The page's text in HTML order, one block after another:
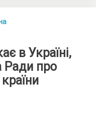
в Україні,
Ради про